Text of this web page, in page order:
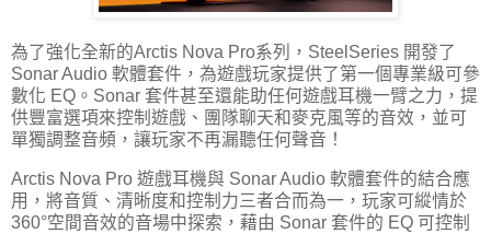
為了強化全新的Arctis Nova Pro系列，SteelSeries 開發了
Sonar Audio 軟體套件，為遊戲玩家提供了第一個專業級可參
數化 EQ。Sonar 套件甚至還能助任何遊戲耳機一臂之力，提
供豐富選項來控制遊戲、團隊聊天和麥克風等的音效，並可
單獨調整音頻，讓玩家不再漏聽任何聲音！
Arctis Nova Pro 遊戲耳機與 Sonar Audio 軟體套件的結合應
用，將音質、清晰度和控制力三者合而為一，玩家可縱情於
360°空間音效的音場中探索，藉由 Sonar 套件的 EQ 可控制